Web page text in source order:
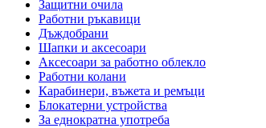
Защитни очила
Работни ръкавици
Дъждобрани
Шапки и аксесоари
Аксесоари за работно облекло
Работни колани
Карабинери, въжета и ремъци
Блокатерни устройства
За еднократна употреба